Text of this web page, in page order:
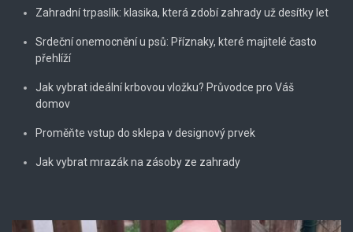
Zahradní trpaslík: klasika, která zdobí zahrady už desítky let
Srdeční onemocnění u psů: Příznaky, které majitelé často
přehlíží
Jak vybrat ideální krbovou vložku? Průvodce pro Váš
domov
Proměňte vstup do sklepa v designový prvek
Jak vybrat mrazák na zásoby ze zahrady